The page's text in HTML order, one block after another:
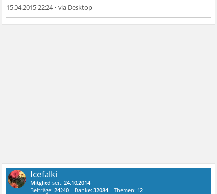
15.04.2015 22:24•
Icefalki
Mitglied seit:24.10.2014
Beiträge:24240 Danke:32084 Themen: 12